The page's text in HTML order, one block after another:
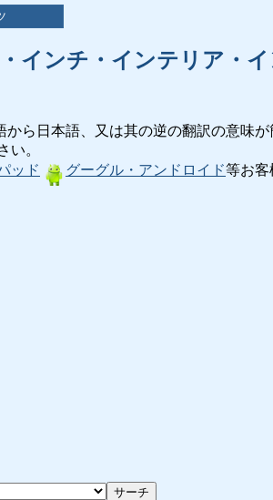
インチ・インテリア・
ら日本語、又は其の逆の翻訳の意味
い。
ッド グーグル・アンドロイド等お客